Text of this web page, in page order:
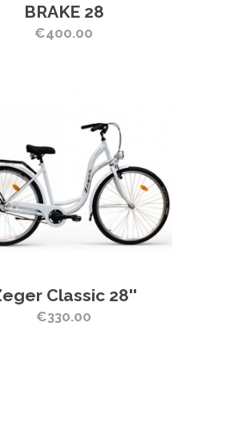
BRAKE 28
€400.00
Classic 28''
€330.00